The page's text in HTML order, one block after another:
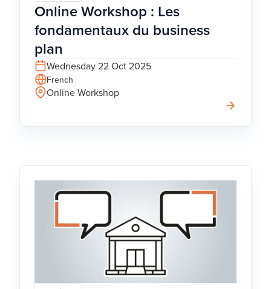
Online Workshop : Les
fondamentaux du business
plan
Wednesday 22 Oct 2025
French
Online Workshop